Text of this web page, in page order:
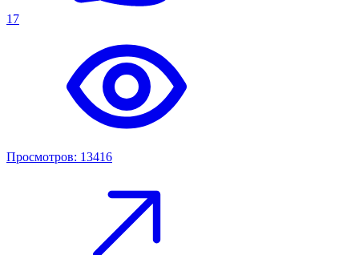
17
Просмотров: 13416